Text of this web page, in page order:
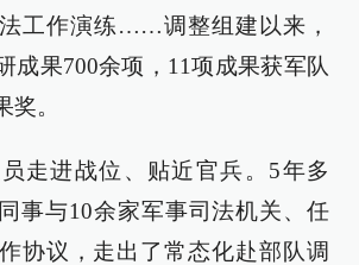
工作演练……调整组建以来，
成果700余项，11项成果获军队
。
走进战位、贴近官兵。5年多
事与10余家军事司法机关、任
协议，走出了常态化赴部队调